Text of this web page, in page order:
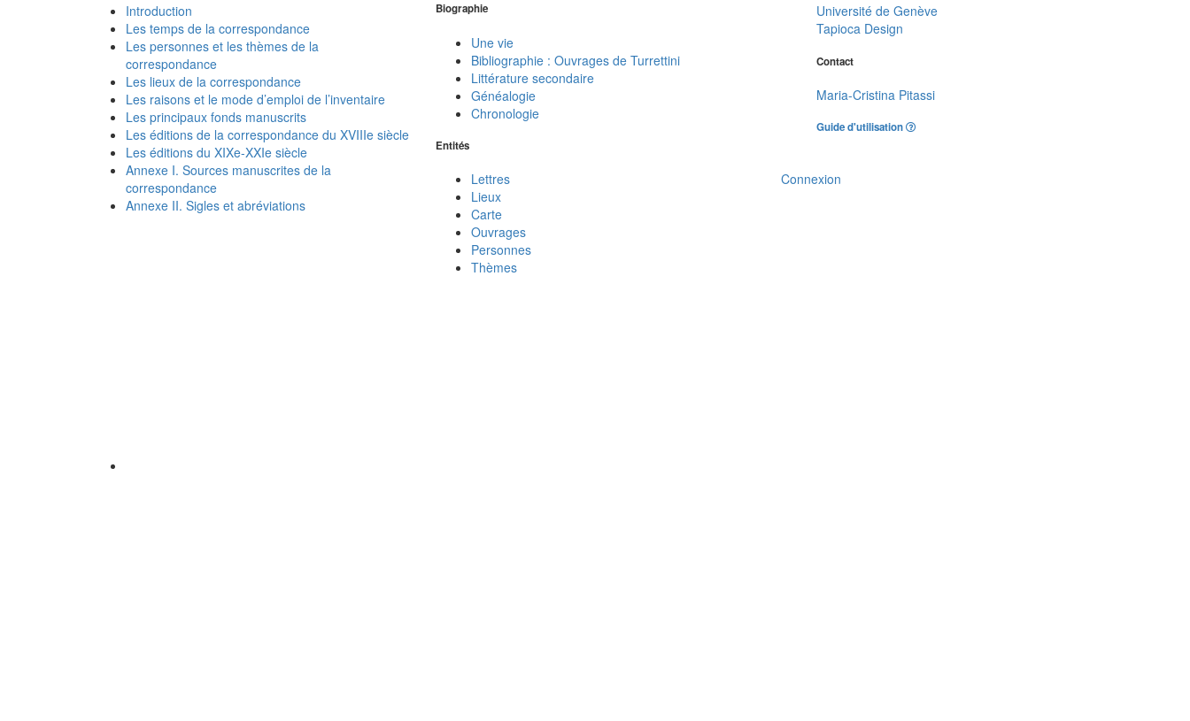
Introduction
Les temps de la correspondance
Les personnes et les thèmes de la
correspondance
Les lieux de la correspondance
Les raisons et le mode d’emploi de l’inventaire
Les principaux fonds manuscrits
Les éditions de la correspondance du XVIIIe siècle
Les éditions du XIXe-XXIe siècle
Annexe I. Sources manuscrites de la
correspondance
Annexe II. Sigles et abréviations
Biographie
Une vie
Bibliographie : Ouvrages de Turrettini
Littérature secondaire
Généalogie
Chronologie
Entités
Lettres
Lieux
Carte
Ouvrages
Personnes
Thèmes
Université de Genève
Tapioca Design
Contact
Maria-Cristina Pitassi
Guide d'utilisation
Connexion